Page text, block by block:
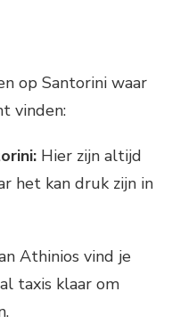
op Santorini waar
vinden:
Hier zijn altijd
het kan druk zijn in
Athinios vind je
taxis klaar om